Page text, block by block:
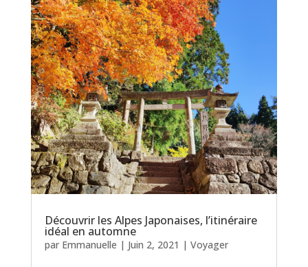
Découvrir les Alpes Japonaises, l’itinéraire
idéal en automne
par Emmanuelle | Juin 2, 2021 | Voyager